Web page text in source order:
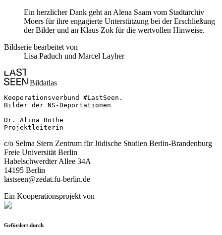
Ein herzlicher Dank geht an Alena Saam vom Stadtarchiv
Moers für ihre engagierte Unterstützung bei der Erschließung
der Bilder und an Klaus Zok für die wertvollen Hinweise.
Bildserie bearbeitet von
Lisa Paduch und Marcel Layher
Bildatlas
Kooperationsverbund #LastSeen.
Bilder der NS-Deportationen
Dr. Alina Bothe
Projektleiterin
c/o Selma Stern Zentrum für Jüdische Studien Berlin-Brandenburg
Freie Universität Berlin
Habelschwerdter Allee 34A
14195 Berlin
lastseen@zedat.fu-berlin.de
Ein Kooperationsprojekt von
Gefördert durch